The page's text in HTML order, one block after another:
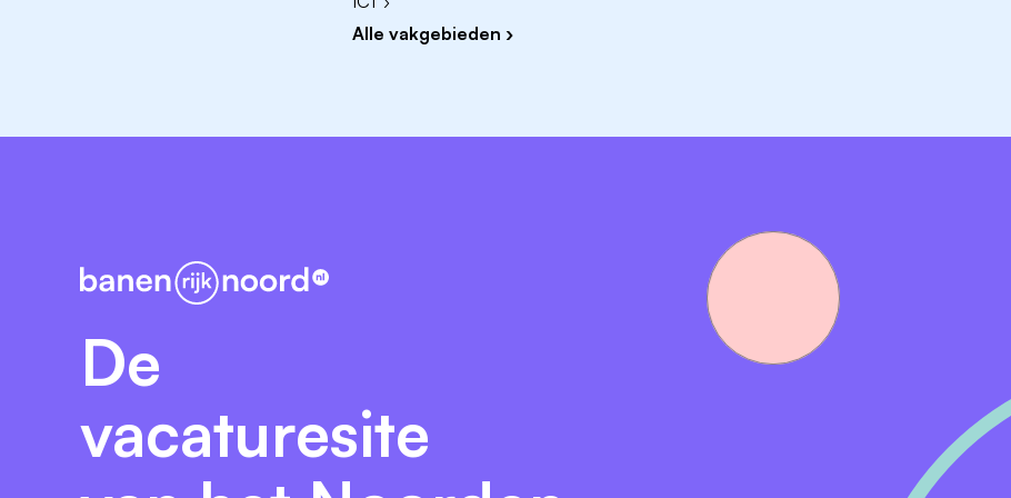
Minimaal 2 jaar ervaring in een vergelijkbare functie
betrokken en professionele collega's binnen Financiën. En dit binnen een grote organisatie die volop in
Naast vakantietoeslag ontvang je een eindejaarsuitkering van 8,33%
Een passende reiskostenvergoeding, reizen met het ov wordt volledig vergoed
Alle vakgebieden ›
De
vacaturesite